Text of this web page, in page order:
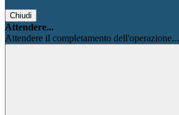
Chiudi
Attendere...
Attendere il completamento dell'operazione...